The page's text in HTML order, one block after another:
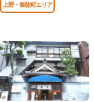
上野・御徒町エリア